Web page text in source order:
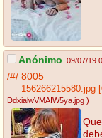
Anónimo 09/07/19
/#/ 8005
156266215580.jpg [
DdxialwVMAIW5ya.jpg )